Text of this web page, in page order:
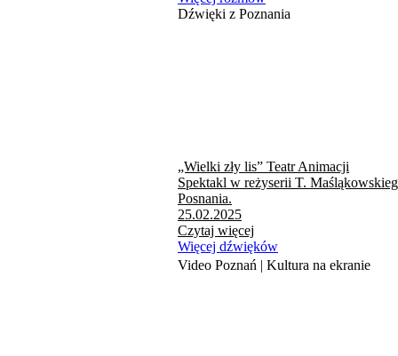
Dźwięki z Poznania
„Wielki zły lis” Teatr Animacji
Spektakl w reżyserii T.
Posnania.
25.02.2025
Czytaj więcej
Więcej dźwięków
Video Poznań | Kultura na ekranie